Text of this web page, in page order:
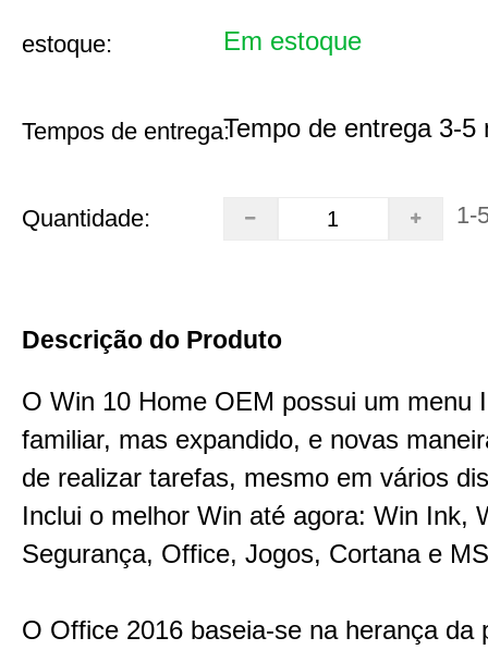
estoque: Em estoque
Tempos de entrega:Tempo de entrega 3-5
Quantidade: 1-
Descrição do Produto
O Win 10 Home OEM possui um menu
familiar, mas expandido, e novas
de realizar tarefas, mesmo em vários
Inclui o melhor Win até agora: Win Ink,
Segurança, Office, Jogos, Cortana e
O Office 2016 baseia-se na herança da